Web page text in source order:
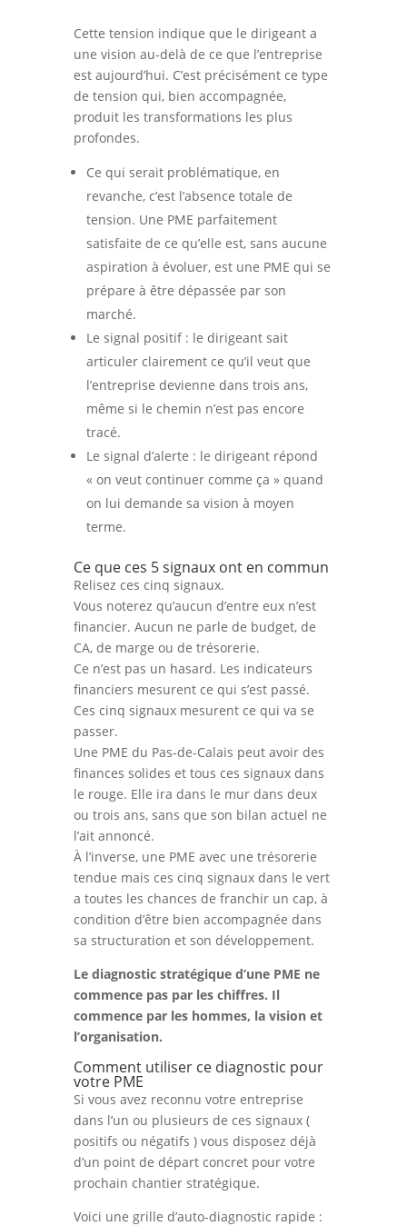
Cette tension indique que le dirigeant a
une vision au-delà de ce que l’entreprise
est aujourd’hui. C’est précisément ce type
de tension qui, bien accompagnée,
produit les transformations les plus
profondes.
Ce qui serait problématique, en
revanche, c’est l’absence totale de
tension. Une PME parfaitement
satisfaite de ce qu’elle est, sans aucune
aspiration à évoluer, est une PME qui se
prépare à être dépassée par son
marché.
Le signal positif : le dirigeant sait
articuler clairement ce qu’il veut que
l’entreprise devienne dans trois ans,
même si le chemin n’est pas encore
tracé.
Le signal d’alerte : le dirigeant répond
« on veut continuer comme ça » quand
on lui demande sa vision à moyen
terme.
Ce que ces 5 signaux ont en commun
Relisez ces cinq signaux.
Vous noterez qu’aucun d’entre eux n’est
financier. Aucun ne parle de budget, de
CA, de marge ou de trésorerie.
Ce n’est pas un hasard. Les indicateurs
financiers mesurent ce qui s’est passé.
Ces cinq signaux mesurent ce qui va se
passer.
Une PME du Pas-de-Calais peut avoir des
finances solides et tous ces signaux dans
le rouge. Elle ira dans le mur dans deux
ou trois ans, sans que son bilan actuel ne
l’ait annoncé.
À l’inverse, une PME avec une trésorerie
tendue mais ces cinq signaux dans le vert
a toutes les chances de franchir un cap, à
condition d’être bien accompagnée dans
sa structuration et son développement.
Le diagnostic stratégique d’une PME ne
commence pas par les chiffres. Il
commence par les hommes, la vision et
l’organisation.
Comment utiliser ce diagnostic pour
votre PME
Si vous avez reconnu votre entreprise
dans l’un ou plusieurs de ces signaux (
positifs ou négatifs ) vous disposez déjà
d’un point de départ concret pour votre
prochain chantier stratégique.
Voici une grille d’auto-diagnostic rapide :